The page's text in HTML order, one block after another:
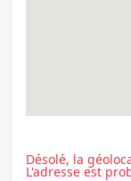
Désolé, la
L'adresse est